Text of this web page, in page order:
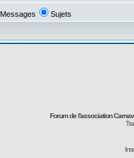
Messages Sujets
Forum de l'association